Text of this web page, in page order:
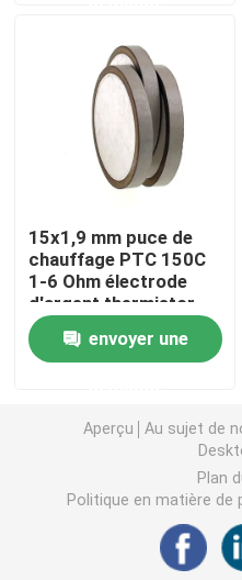
Thermistance de ptc
Puce de chauffage PTC
Thermistance de SMD
Le thermistore NTC de
Capteur de
Varistance
Varistance CMS
15x1,9 mm puce de
chauffage PTC 150C
1-6 Ohm électrode
d'argent thermistor
envoyer une
Aperçu Au sujet de
Plan
Politique en matière de